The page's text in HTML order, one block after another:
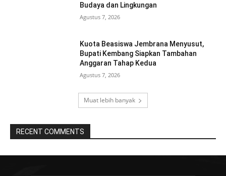
Budaya dan Lingkungan
Agustus 7, 2026
Kuota Beasiswa Jembrana Menyusut,
Bupati Kembang Siapkan Tambahan
Anggaran Tahap Kedua
Agustus 7, 2026
Muat lebih banyak
RECENT COMMENTS